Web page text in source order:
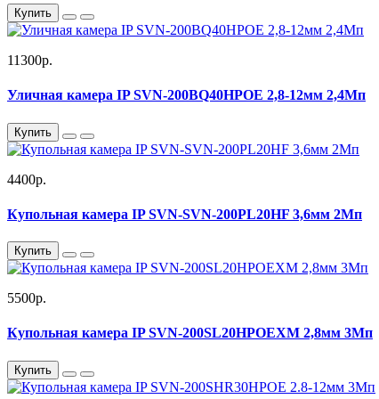
Купить
11300р.
Уличная камера IP SVN-200BQ40HPOE 2,8-12мм 2,4Мп
Купить
4400р.
Купольная камера IP SVN-SVN-200PL20HF 3,6мм 2Мп
Купить
5500р.
Купольная камера IP SVN-200SL20HPOEXM 2,8мм 3Мп
Купить